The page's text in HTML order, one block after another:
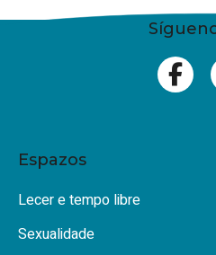
Espazos
Lecer e tempo libre
Sexualidade